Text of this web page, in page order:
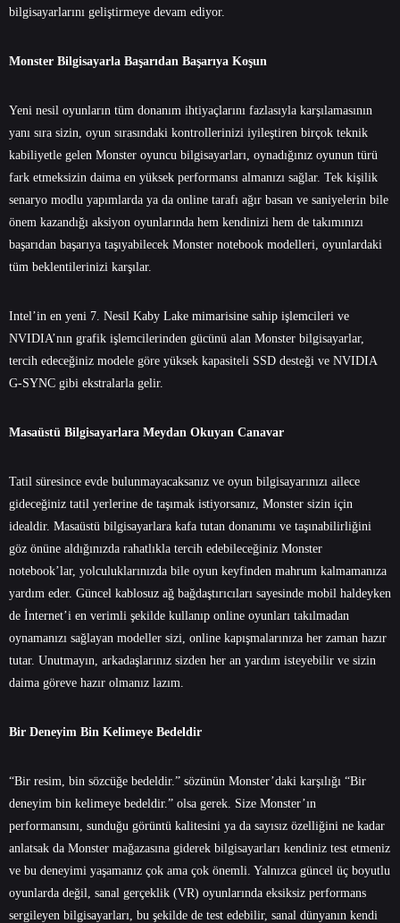
bilgisayarlarını geliştirmeye devam ediyor.
Monster Bilgisayarla Başarıdan Başarıya Koşun
Yeni nesil oyunların tüm donanım ihtiyaçlarını fazlasıyla karşılamasının
yanı sıra sizin, oyun sırasındaki kontrollerinizi iyileştiren birçok teknik
kabiliyetle gelen Monster oyuncu bilgisayarları, oynadığınız oyunun türü
fark etmeksizin daima en yüksek performansı almanızı sağlar. Tek kişilik
senaryo modlu yapımlarda ya da online tarafı ağır basan ve saniyelerin bile
önem kazandığı aksiyon oyunlarında hem kendinizi hem de takımınızı
başarıdan başarıya taşıyabilecek Monster notebook modelleri, oyunlardaki
tüm beklentilerinizi karşılar.
Intel’in en yeni 7. Nesil Kaby Lake mimarisine sahip işlemcileri ve
NVIDIA’nın grafik işlemcilerinden gücünü alan Monster bilgisayarlar,
tercih edeceğiniz modele göre yüksek kapasiteli SSD desteği ve NVIDIA
G-SYNC gibi ekstralarla gelir.
Masaüstü Bilgisayarlara Meydan Okuyan Canavar
Tatil süresince evde bulunmayacaksanız ve oyun bilgisayarınızı ailece
gideceğiniz tatil yerlerine de taşımak istiyorsanız, Monster sizin için
idealdir. Masaüstü bilgisayarlara kafa tutan donanımı ve taşınabilirliğini
göz önüne aldığınızda rahatlıkla tercih edebileceğiniz Monster
notebook’lar, yolculuklarınızda bile oyun keyfinden mahrum kalmamanıza
yardım eder. Güncel kablosuz ağ bağdaştırıcıları sayesinde mobil haldeyken
de İnternet’i en verimli şekilde kullanıp online oyunları takılmadan
oynamanızı sağlayan modeller sizi, online kapışmalarınıza her zaman hazır
tutar. Unutmayın, arkadaşlarınız sizden her an yardım isteyebilir ve sizin
daima göreve hazır olmanız lazım.
Bir Deneyim Bin Kelimeye Bedeldir
“Bir resim, bin sözcüğe bedeldir.” sözünün Monster’daki karşılığı “Bir
deneyim bin kelimeye bedeldir.” olsa gerek. Size Monster’ın
performansını, sunduğu görüntü kalitesini ya da sayısız özelliğini ne kadar
anlatsak da Monster mağazasına giderek bilgisayarları kendiniz test etmeniz
ve bu deneyimi yaşamanız çok ama çok önemli. Yalnızca güncel üç boyutlu
oyunlarda değil, sanal gerçeklik (VR) oyunlarında eksiksiz performans
sergileyen bilgisayarları, bu şekilde de test edebilir, sanal dünyanın kendi